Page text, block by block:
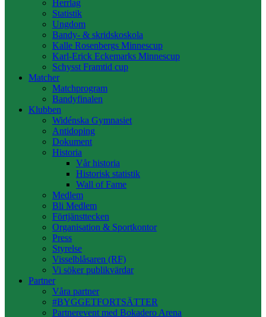
Herrlag
Statistik
Ungdom
Bandy- & skridskoskola
Kalle Rosenbergs Minnescup
Karl-Erick Eckemarks Minnescup
Schysst Framtid cup
Matcher
Matchprogram
Bandyfinalen
Klubben
Widénska Gymnasiet
Antidoping
Dokument
Historia
Vår historia
Historisk statistik
Wall of Fame
Medlem
Bli Medlem
Förtjänsttecken
Organisation & Sportkontor
Press
Styrelse
Visselblåsaren (RF)
Vi söker publikvärdar
Partner
Våra partner
#BYGGETFORTSÄTTER
Partnerevent med Bokadero Arena